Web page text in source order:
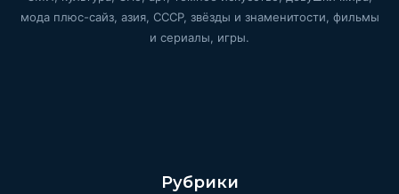
мода плюс-сайз, азия, СССР, звёзды и знаменитости, фильмы
и сериалы, игры.
Рубрики